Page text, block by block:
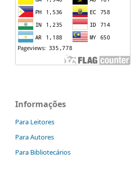
Informações
Para Leitores
Para Autores
Para Bibliotecários